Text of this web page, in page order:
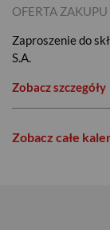
OFERTA
Zaproszenie do
S.A.
Zobacz szczegóły
Zobacz całe